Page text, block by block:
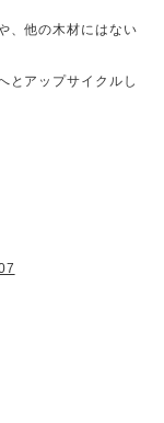
、他の木材にはない
とアップサイクルし